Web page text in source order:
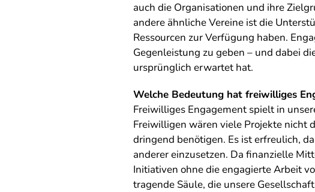
auch die Organisationen und ihre
andere ähnliche Vereine ist die
Ressourcen zur Verfügung haben.
Gegenleistung zu geben – und dabei
ursprünglich erwartet hat.
Welche Bedeutung hat freiwilliges
Freiwilliges Engagement spielt in
Freiwilligen wären viele Projekte nicht
dringend benötigen. Es ist erfreulich,
anderer einzusetzen. Da finanzielle
Initiativen ohne die engagierte Arbeit
tragende Säule, die unsere